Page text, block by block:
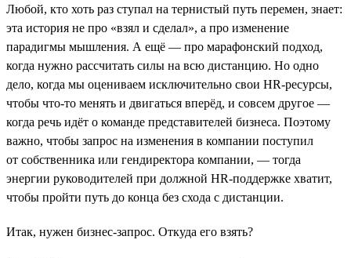
Любой, кто хоть раз ступал на тернистый путь перемен, знает:
эта история не про «взял и сделал», а про изменение
парадигмы мышления. А ещё — про марафонский подход,
когда нужно рассчитать силы на всю дистанцию. Но одно
дело, когда мы оцениваем исключительно свои HR-ресурсы,
чтобы что-то менять и двигаться вперёд, и совсем другое —
когда речь идёт о команде представителей бизнеса. Поэтому
важно, чтобы запрос на изменения в компании поступил
от собственника или гендиректора компании, — тогда
энергии руководителей при должной HR-поддержке хватит,
чтобы пройти путь до конца без схода с дистанции.
Итак, нужен бизнес-запрос. Откуда его взять?